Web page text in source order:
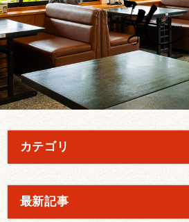
カテゴリ
最新記事